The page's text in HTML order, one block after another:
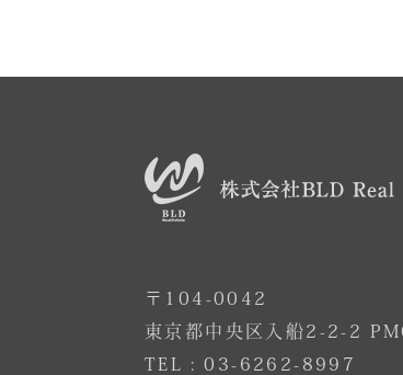
〒104-0042
東京都中央区入船2-2-2
TEL :03-6262-8997